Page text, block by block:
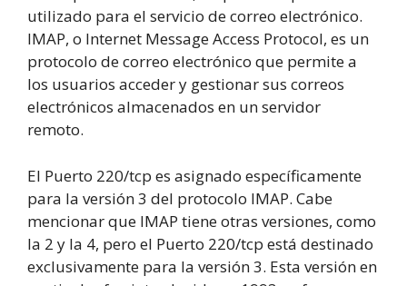
utilizado para el servicio de correo electrónico.
IMAP, o Internet Message Access Protocol, es un
protocolo de correo electrónico que permite a
los usuarios acceder y gestionar sus correos
electrónicos almacenados en un servidor
remoto.
El Puerto 220/tcp es asignado específicamente
para la versión 3 del protocolo IMAP. Cabe
mencionar que IMAP tiene otras versiones, como
la 2 y la 4, pero el Puerto 220/tcp está destinado
exclusivamente para la versión 3. Esta versión en